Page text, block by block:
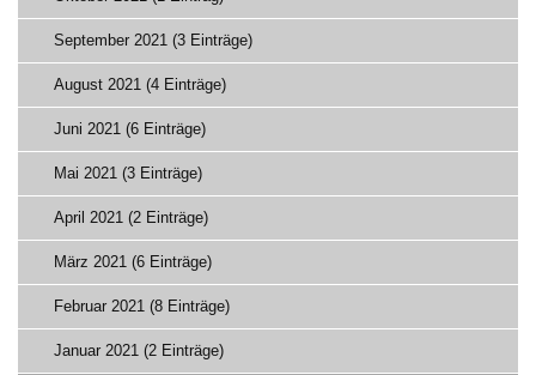
September 2021 (3 Einträge)
August 2021 (4 Einträge)
Juni 2021 (6 Einträge)
Mai 2021 (3 Einträge)
April 2021 (2 Einträge)
März 2021 (6 Einträge)
Februar 2021 (8 Einträge)
Januar 2021 (2 Einträge)